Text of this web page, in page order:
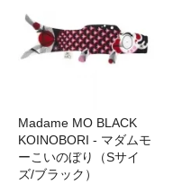
Madame MO BLACK
KOINOBORI - マダムモ
ーこいのぼり（Sサイ
ズ/ブラック）